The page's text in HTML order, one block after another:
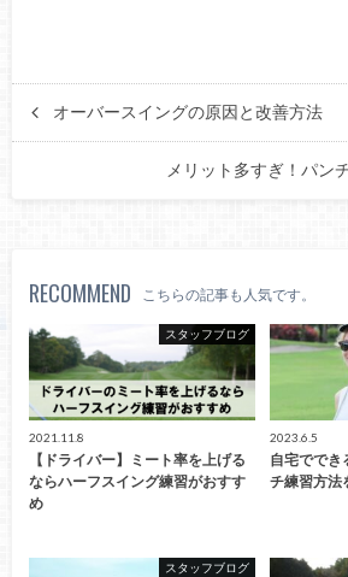
オーバースイングの原因と改善方法
メリット多すぎ！パン
RECOMMEND こちらの記事も人気です。
スタッフブログ
2021.11.8
【ドライバー】ミート率を上げる
ならハーフスイング練習がおすす
め
2023.6.5
自宅ででき
チ練習方法
スタッフブログ